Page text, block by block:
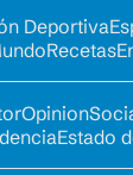
Deportiva
Recetas
Opinion
Estado